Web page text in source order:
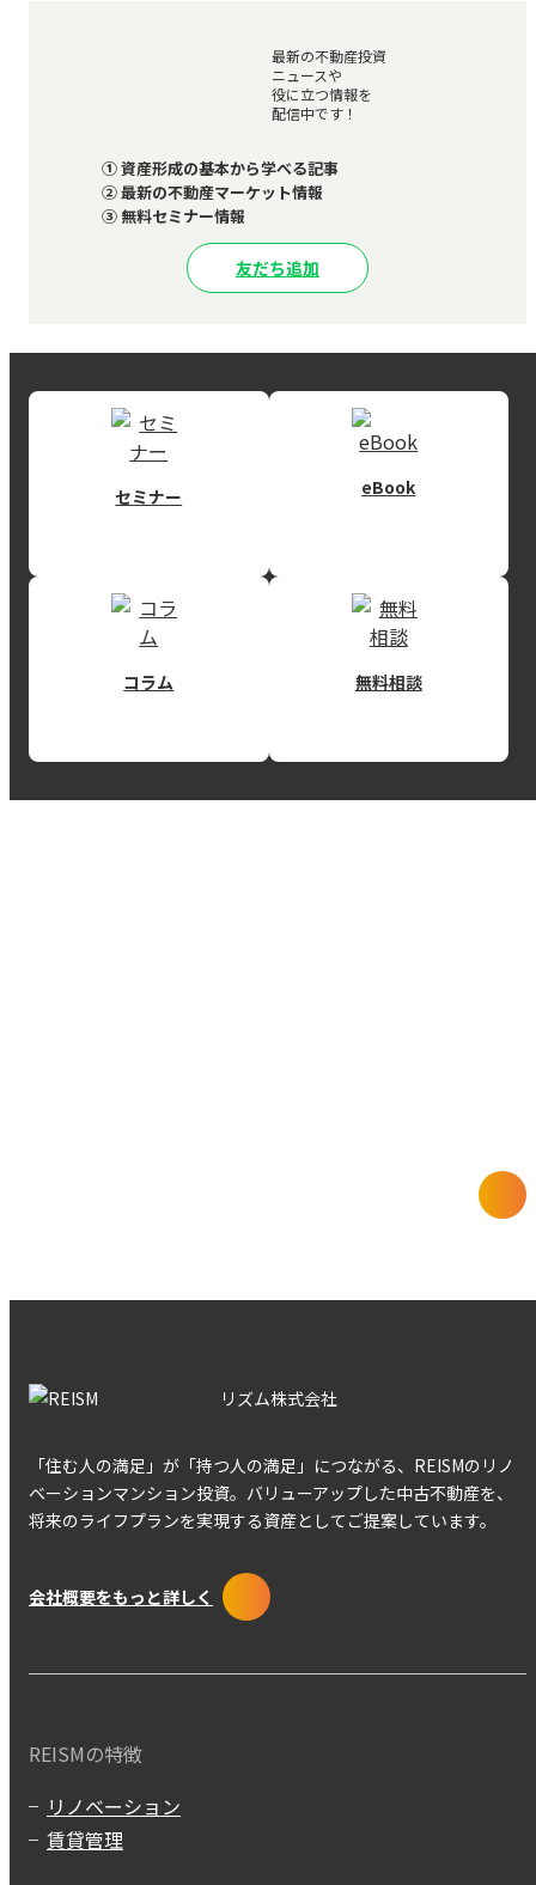
最新の不動産投資
ニュースや
役に立つ情報を
配信中です！
① 資産形成の基本から学べる記事
② 最新の不動産マーケット情報
③ 無料セミナー情報
友だち追加
セミナー eBook
コラム 無料相談
リズム株式会社
「住む人の満足」が「持つ人の満足」につながる、REISMのリノ
ベーションマンション投資。バリューアップした中古不動産を、
将来のライフプランを実現する資産としてご提案しています。
会社概要をもっと詳しく
REISMの特徴
リノベーション
賃貸管理